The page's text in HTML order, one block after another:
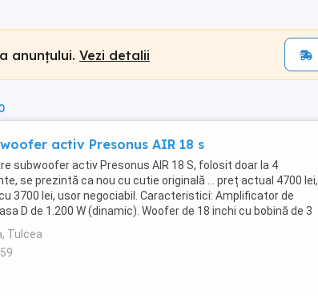
anunțului. Vezi detalii
activ Presonus AIR 18 s
subwoofer activ Presonus AIR 18 S, folosit doar la 4
se prezintă ca nou cu cutie originală ... preț actual 4700 lei,
3700 lei, usor negociabil. Caracteristici: Amplificator de
D de 1.200 W (dinamic). Woofer de 18 inchi cu bobină de 3
in frecventa: ...
Tulcea